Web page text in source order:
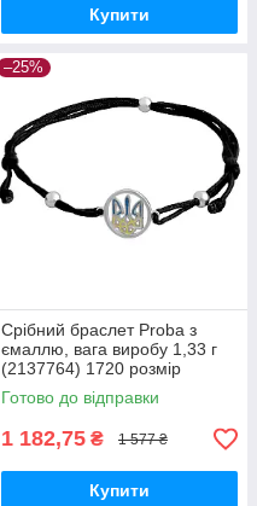
Купити
–25%
Срібний браслет Proba з
ємаллю, вага виробу 1,33 г
(2137764) 1720 розмір
Готово до відправки
1 182,75 ₴ 1 577 ₴
Купити